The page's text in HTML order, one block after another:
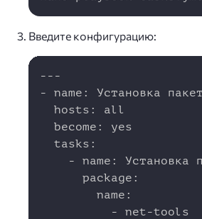
Введите конфигурацию:
---
- name: Установка
  hosts: all
  become: yes
  tasks:
- name: Установка
      package:
        name:
          - net-tools